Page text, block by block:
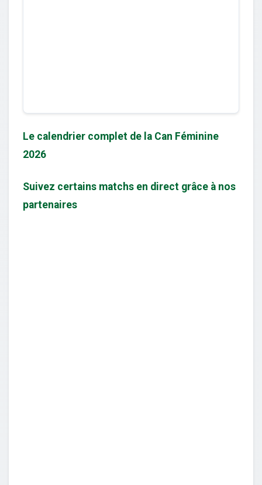
Le calendrier complet de la Can Féminine
2026
Suivez certains matchs en direct grâce à nos
partenaires